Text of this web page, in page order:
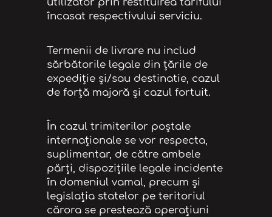
încasat respectivului serviciu.
Termenii de livrare nu includ
sărbătorile legale din țările de
expediție și/sau destinatie, cazul
de forță majoră și cazul fortuit.
În cazul trimiterilor poştale
internaţionale se vor respecta,
suplimentar, de către ambele
părţi, dispoziţiile legale incidente
în domeniul vamal, precum şi
legislaţia statelor pe teritoriul
cărora se prestează operaţiuni